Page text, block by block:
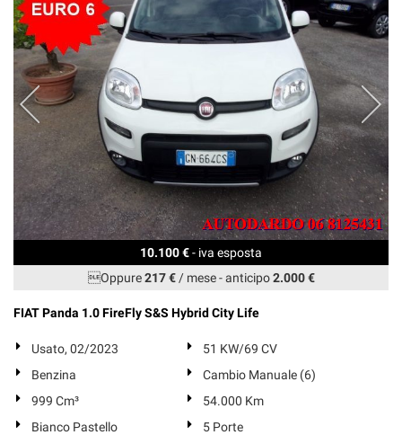
10.100 €- iva esposta
Oppure217 €/ mese-anticipo2.000 €
FIAT Panda 1.0 FireFly S&S Hybrid City Life
Usato, 02/2023
51 KW/69 CV
Benzina
Cambio Manuale (6)
999 Cm³
54.000 Km
Bianco Pastello
5 Porte